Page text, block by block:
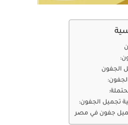
الجفون
تجميل الجفون:
جفون في مصر